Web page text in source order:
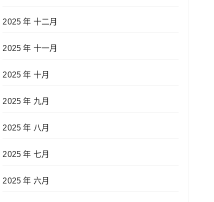
2025 年 十二月
2025 年 十一月
2025 年 十月
2025 年 九月
2025 年 八月
2025 年 七月
2025 年 六月